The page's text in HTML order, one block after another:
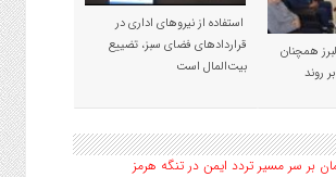
همچنان
روند
استفاده از نیروهای اداری در
قراردادهای فضای سبز، تضییع
بیت‌المال است
بر سر مسیر تردد ایمن در تنگه هرمز